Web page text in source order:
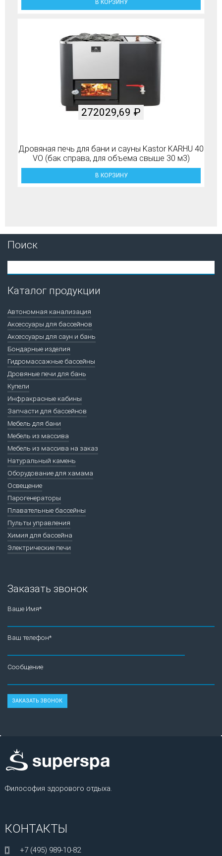
В КОРЗИНУ
Дровяная печь для бани и сауны Kastor KARHU 40
VO (бак справа, для объема свыше 30 м3)
272029,69 ₽
В КОРЗИНУ
Поиск
Каталог продукции
Автономная канализация
Аксессуары для бассейнов
Аксессуары для саун и бань
Бондарные изделия
Гидромассажные бассейны
Дровяные печи для бань
Купели
Инфракрасные кабины
Запчасти для бассейнов
Мебель для бани
Мебель из массива
Мебель из массива на заказ
Натуральный камень
Оборудование для хамама
Освещение
Парогенераторы
Плавательные бассейны
Пульты управления
Химия для бассейна
Электрические печи
Заказать звонок
Ваше Имя*
Ваш телефон*
Сообщение
Философия здорового отдыха.
КОНТАКТЫ
+7 (495) 989-10-82